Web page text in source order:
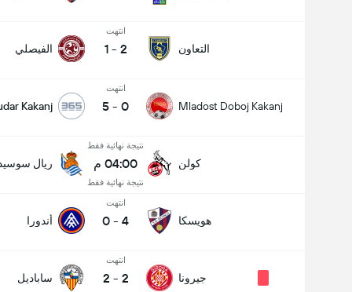
التعاون
انتهت
2
-
1 الفيصلي
Mladost Doboj Kakanj
انتهت
0
-
5
Kakanj
كولن
نتيجة نهائية فقط
04:00 م
نتيجة نهائية فقط
ريال
هويسكا
انتهت
4
-
0 أندورا
جيرونا
انتهت
2
-
2 ساباديل